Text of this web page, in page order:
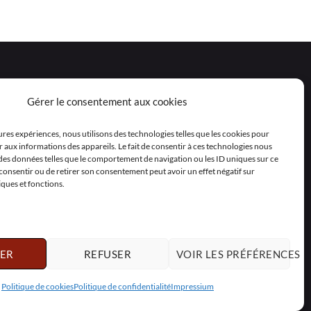
Gérer le consentement aux cookies
expériences, nous utilisons des technologies telles que les cookies pour
aux informations des appareils. Le fait de consentir à ces technologies nous
données telles que le comportement de navigation ou les ID uniques sur ce
consentir ou de retirer son consentement peut avoir un effet négatif sur
et fonctions.
REFUSER VOIR LES PRÉFÉRENCES
Politique de cookiesPolitique de confidentialitéImpressium